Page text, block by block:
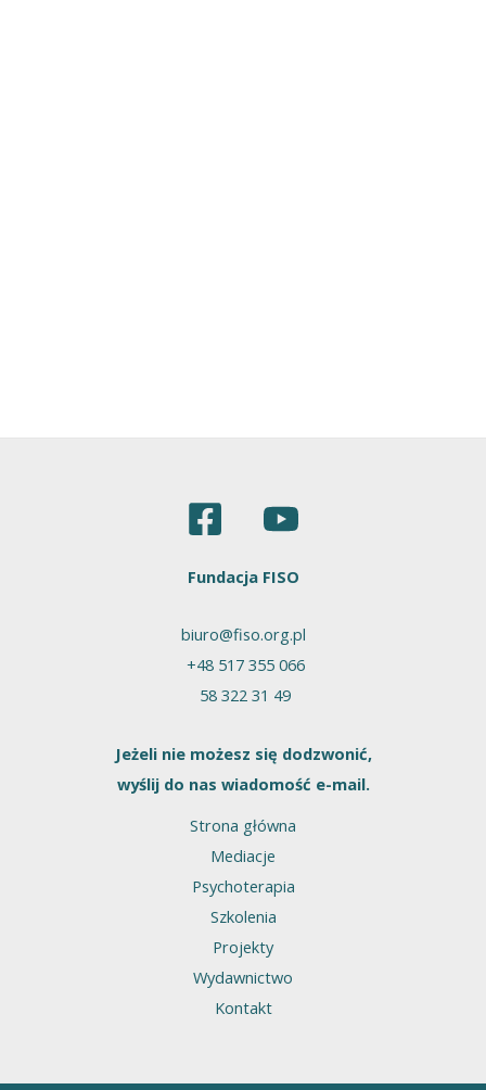
Fundacja FISO
biuro@fiso.org.pl
+48 517 355 066
58 322 31 49
Jeżeli nie możesz się dodzwonić,
wyślij do nas wiadomość e-mail.
Strona główna
Mediacje
Psychoterapia
Szkolenia
Projekty
Wydawnictwo
Kontakt